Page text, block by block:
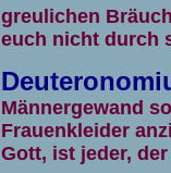
greulichen
euch nicht durch
Männergewand
Frauenkleider
Gott, ist jeder,